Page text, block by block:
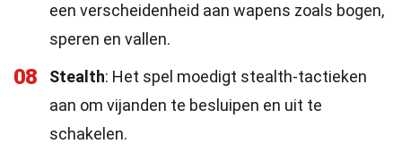
een verscheidenheid aan wapens zoals bogen,
speren en vallen.
08 Stealth: Het spel moedigt stealth-tactieken
aan om vijanden te besluipen en uit te
schakelen.